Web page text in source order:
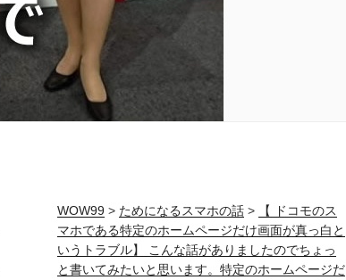
WOW99> ためになるスマホの話>
【 ドコモのス
マホである特定のホームページだけ画面が真っ白と
いうトラブル】 こんな話がありましたのでちょっ
と書いてみたいと思います。特定のホームページだ